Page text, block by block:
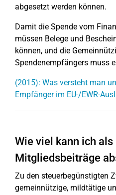
abgesetzt werden können.
Damit die Spende vom
müssen Belege und
können, und die
Spendenempfängers muss
(2015): Was versteht man
Empfänger im EU-/EWR-
Wie viel kann ich als
Mitgliedsbeiträge
Zu den steuerbegünstigten
gemeinnützige, mildtätige